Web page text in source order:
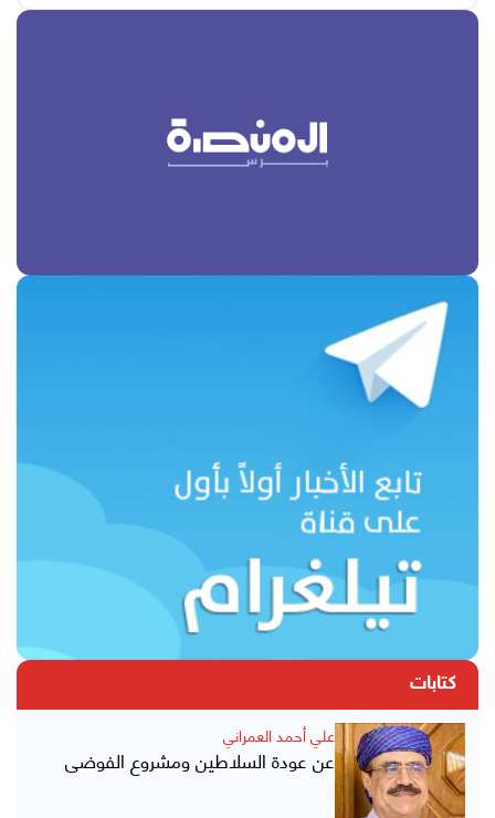
كتابات
علي أحمد العمراني
عن عودة السلاطين ومشروع الفوضى